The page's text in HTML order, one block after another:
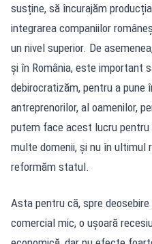
susține, să încurajăm
integrarea companiilor
un nivel superior. De
și în România, este important
debirocratizăm, pentru a pune
antreprenorilor, al oamenilor,
putem face acest lucru
multe domenii, și nu în ultimul
reformăm statul.
Asta pentru că, spre
comercial mic, o ușoară